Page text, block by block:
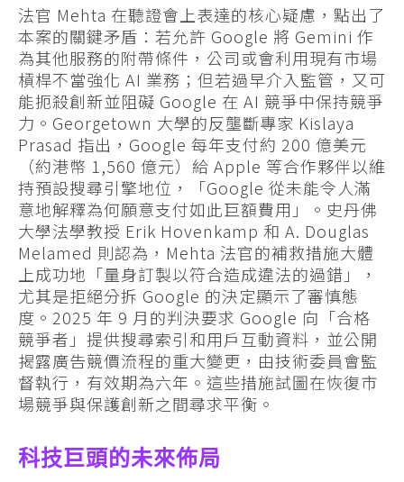
法官 Mehta 在聽證會上表達的核心疑慮，點出了
本案的關鍵矛盾：若允許 Google 將 Gemini 作
為其他服務的附帶條件，公司或會利用現有市場
槓桿不當強化 AI 業務；但若過早介入監管，又可
能扼殺創新並阻礙 Google 在 AI 競爭中保持競爭
力。Georgetown 大學的反壟斷專家 Kislaya
Prasad 指出，Google 每年支付約 200 億美元
（約港幣 1,560 億元）給 Apple 等合作夥伴以維
持預設搜尋引擎地位，「Google 從未能令人滿
意地解釋為何願意支付如此巨額費用」。史丹佛
大學法學教授 Erik Hovenkamp 和 A. Douglas
Melamed 則認為，Mehta 法官的補救措施大體
上成功地「量身訂製以符合造成違法的過錯」，
尤其是拒絕分拆 Google 的決定顯示了審慎態
度。2025 年 9 月的判決要求 Google 向「合格
競爭者」提供搜尋索引和用戶互動資料，並公開
揭露廣告競價流程的重大變更，由技術委員會監
督執行，有效期為六年。這些措施試圖在恢復市
場競爭與保護創新之間尋求平衡。
科技巨頭的未來佈局